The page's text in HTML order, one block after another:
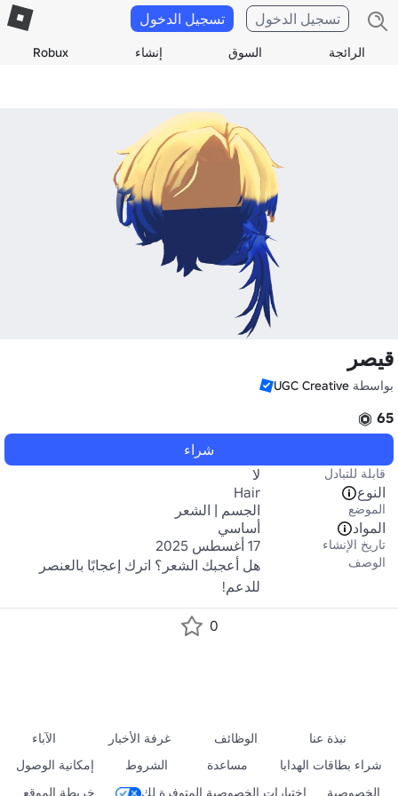
الرائجة السوق إنشاء Robux
تسجيل الدخول تسجيل الدخول
قيصر
بواسطة UGC Creative
65
شراء
قابلة للتبادل
لا
النوع
Hair
الموضع
الجسم | الشعر
المواد
أساسي
تاريخ الإنشاء 17 أغسطس 2025
الوصف
للدعم!
0
نبذة عنا الوظائف غرفة الأخبار
الآباء
شراء بطاقات الهدايا
مساعدة الشروط
إمكانية الوصول
الخصوصية
اختيارات الخصوصية المتوفرة لك خريطة الموقع